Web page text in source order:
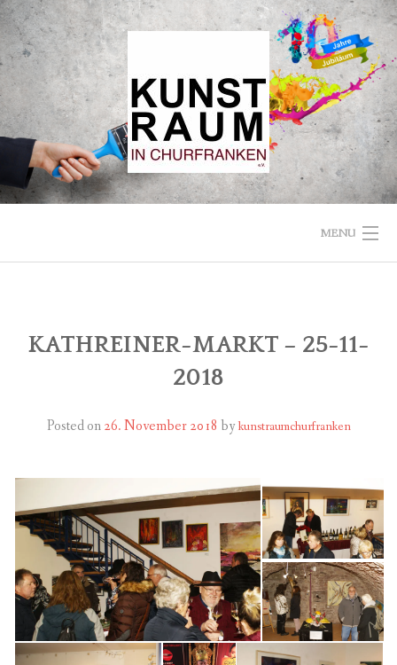
Skip
to
content
MENU
VEREIN
FÜR MITGLIEDER
IMPRESSUM
KATHREINER-MARKT – 25-11-
2018
Posted on26. November 2018 bykunstraumchurfranken